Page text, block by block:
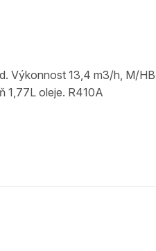
Výkonnost 13,4 m3/h, M/
1,77L oleje. R410A